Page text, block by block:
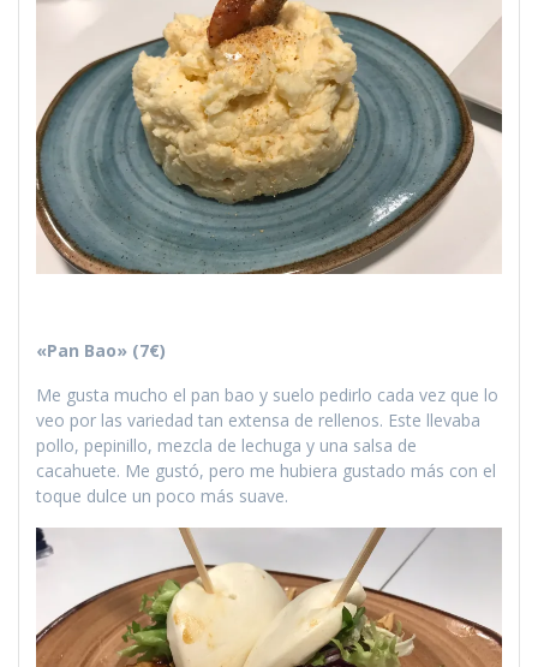
«Pan Bao» (7€)
Me gusta mucho el pan bao y suelo pedirlo cada vez que lo
veo por las variedad tan extensa de rellenos. Este llevaba
pollo, pepinillo, mezcla de lechuga y una salsa de
cacahuete. Me gustó, pero me hubiera gustado más con el
toque dulce un poco más suave.